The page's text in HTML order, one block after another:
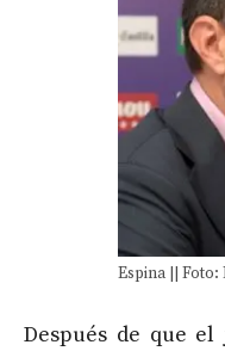
Espina ||
Después de que